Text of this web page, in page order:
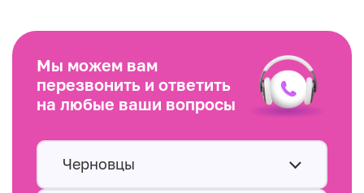
Мы можем вам
перезвонить и ответить
на любые ваши вопросы
Черновцы